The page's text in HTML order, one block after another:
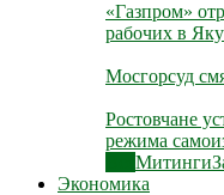
«Газпром»
рабочих в
Мосгорсуд
Ростовчане
режима
Митинги
Экономика